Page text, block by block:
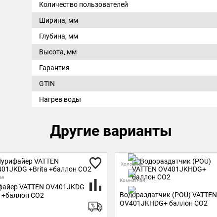
Количество пользователей
Ширина, мм
Глубина, мм
Высота, мм
Гарантия
GTIN
Нагрев воды
Другие варианты
VATTEN OV401JKDG
CO2
Холодная
Комнатная
Газ
Водораздатчик (POU) VATTEN
OV401JKHDG+ баллон СО2